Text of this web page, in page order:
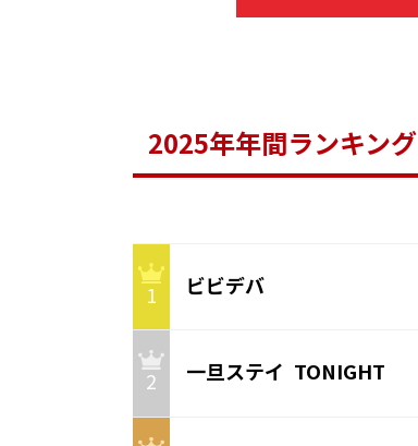
2025年年間ランキング
1
ビビデバ
2
一旦ステイ TONIGHT